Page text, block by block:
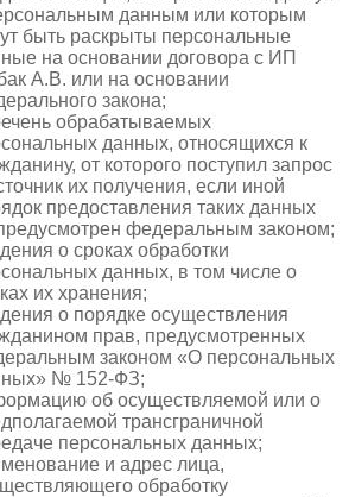
данным или которым
быть раскрыты персональные
на основании договора с ИП
А.В. или на основании
закона;
обрабатываемых
данных, относящихся к
от которого поступил запрос
их получения, если иной
предоставления таких данных
федеральным законом;
о сроках обработки
данных, в том числе о
их хранения;
о порядке осуществления
прав, предусмотренных
законом «О персональных
№ 152-ФЗ;
об осуществляемой или о
трансграничной
персональных данных;
и адрес лица,
обработку